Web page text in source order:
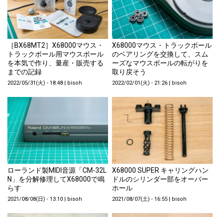
［BX68MT2］X68000マウス・
トラックボール用マウスボール
を本気で作り、量産・販売する
までの記録
2022/05/31(火) - 18:48 | bisoh
X68000マウス・トラックボール
のベアリングを交換して、スム
ーズなマウスボールの転がりを
取り戻そう
2022/02/01(火) - 21:26 | bisoh
ローランド製MIDI音源「CM-32L
N」を分解修理してX68000で鳴
らす
2021/08/08(日) - 13:10 bisoh
X68000 SUPER キャリングハン
ドルのシリンダー部をオーバー
ホール
2021/08/07(土) - 16:55 bisoh